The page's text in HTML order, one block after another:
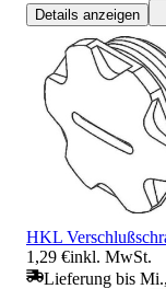
Details anzeigen
HKL
1,29 €inkl. MwSt.
Lieferung bis